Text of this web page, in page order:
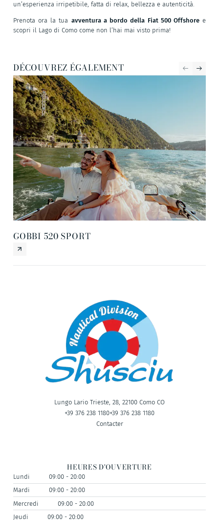
un’esperienza irripetibile, fatta di relax, bellezza e autenticità.
Prenota ora la tua avventura a bordo della Fiat 500 Offshoree
scopri il Lago di Como come non l’hai mai visto prima!
DÉCOUVREZ ÉGALEMENT
GOBBI 520 SPORT
Lungo Lario Trieste, 28, 22100 Como CO
+39 376 238 1180+39 376 238 1180
Contacter
HEURES D'OUVERTURE
Lundi
09:00 - 20:00
Mardi
09:00 - 20:00
Mercredi
09:00 - 20:00
Jeudi
09:00 - 20:00